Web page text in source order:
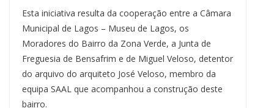
Esta iniciativa resulta da cooperação entre a Câmara
Municipal de Lagos – Museu de Lagos, os
Moradores do Bairro da Zona Verde, a Junta de
Freguesia de Bensafrim e de Miguel Veloso, detentor
do arquivo do arquiteto José Veloso, membro da
equipa SAAL que acompanhou a construção deste
bairro.